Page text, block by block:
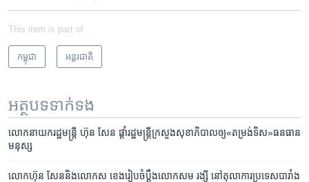
This item is part of
កម្ពុជា អន្តរជាតិ
អត្ថបទ​ទាក់ទង
លោកនាយក​រដ្ឋមន្ត្រី​​ ហ៊ុន​ សែន ផ្តាំ​រដ្ឋ​មន្ត្រី​ក្រសួងសុខាភិបាលឲ្យ​«តម្រង់ទិស»​ធនធាន​
មនុស្ស
លោក​​ហ៊ុន សែននិង​​លោកស ខេង​រៀបចំប្ដឹង​លោក​សម រង្ស៊ី នៅ​តុលាការ​ប្រទេសបារាំង